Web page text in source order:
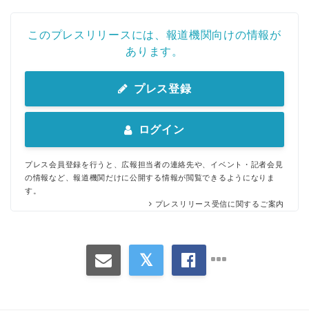
このプレスリリースには、報道機関向けの情報が
あります。
プレス登録
ログイン
プレス会員登録を行うと、広報担当者の連絡先や、イベント・記者会見
の情報など、報道機関だけに公開する情報が閲覧できるようになりま
す。
プレスリリース受信に関するご案内